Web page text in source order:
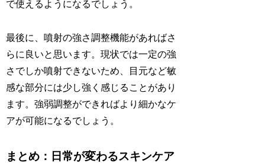
で使えるようになるでしょう。
最後に、噴射の強さ調整機能があればさ
らに良いと思います。現状では一定の強
さでしか噴射できないため、目元など敏
感な部分には少し強く感じることがあり
ます。強弱調整ができればより細かなケ
アが可能になるでしょう。
まとめ：日常が変わるスキンケア